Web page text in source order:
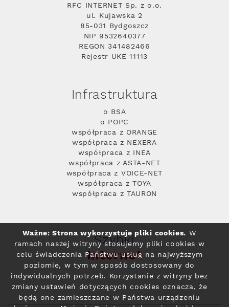
RFC INTERNET Sp. z o.o.
ul. Kujawska 2
85-031 Bydgoszcz
NIP 9532640377
REGON 341482466
Rejestr UKE 11113
Infrastruktura
o BSA
o POPC
współpraca z ORANGE
współpraca z NEXERA
współpraca z INEA
współpraca z ASTA-NET
współpraca z VOICE-NET
współpraca z TOYA
współpraca z TAURON
Szybki
Internet
Ważne: Strona wykorzystuje pliki cookies. W
ramach naszej witryny stosujemy pliki cookies w
celu świadczenia Państwu usług na najwyższym
poziomie, w tym w sposób dostosowany do
indywidualnych potrzeb. Korzystanie z witryny bez
zmiany ustawień dotyczących cookies oznacza, że
będą one zamieszczane w Państwa urządzeniu